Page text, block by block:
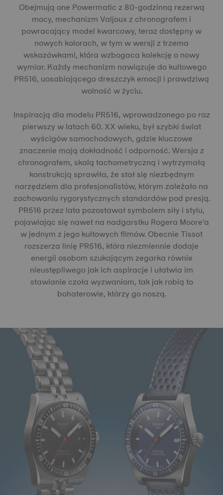
Obejmują one Powermatic z 80-godzinną rezerwą
mocy, mechanizm Valjoux z chronografem i
powracający model kwarcowy, teraz dostępny w
nowych kolorach, w tym w wersji z trzema
wskazówkami, która wzbogaca kolekcję o nowy
wymiar. Każdy mechanizm nawiązuje do kultowego
PR516, uosabiającego dreszczyk emocji i prawdziwą
wolność w życiu.
Inspiracją dla modelu PR516, wprowadzonego po raz
pierwszy w latach 60. XX wieku, był szybki świat
wyścigów samochodowych, gdzie kluczowe
znaczenie mają dokładność i odporność. Wersja z
chronografem, skalą tachometryczną i wytrzymałą
konstrukcją sprawiła, że stał się niezbędnym
narzędziem dla profesjonalistów, którym zależało na
zachowaniu rygorystycznych standardów pod presją.
PR516 przez lata pozostawał symbolem siły i stylu,
pojawiając się nawet na nadgarstku Rogera Moore’a
w jednym z jego kultowych filmów. Obecnie Tissot
rozszerza linię PR516, która niezmiennie dodaje
energii osobom szukającym zegarka równie
nieustępliwego jak ich aspiracje i ułatwia im
stawianie czoła wyzwaniom, tak jak robią to
bohaterowie, którzy go noszą.